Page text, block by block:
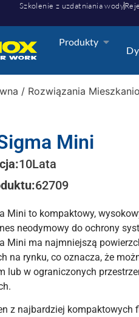
Szkolenie z uzdatniania wody
Produkty
/ Rozwiązania
Mini
10Lata
62709
Mini to kompaktowy,
neodymowy do ochrony
Mini ma najmniejszą
na rynku, co oznacza, że
lub w ograniczonych
z najbardziej kompaktowych